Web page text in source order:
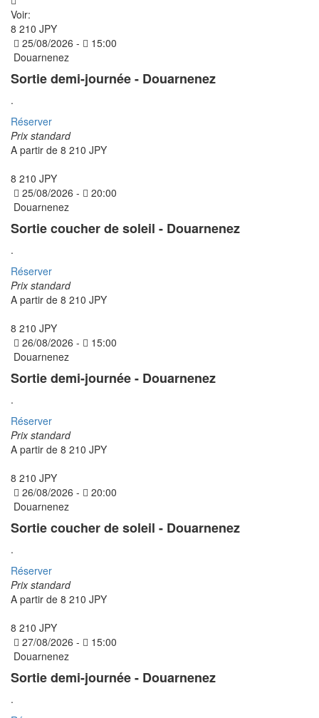
Voir:
8 210 JPY
25/08/2026 -
15:00
Douarnenez
Sortie demi-journée - Douarnenez
.
Réserver
Prix standard
A partir de 8 210 JPY
8 210 JPY
25/08/2026 -
20:00
Douarnenez
Sortie coucher de soleil - Douarnenez
.
Réserver
Prix standard
A partir de 8 210 JPY
8 210 JPY
26/08/2026 -
15:00
Douarnenez
Sortie demi-journée - Douarnenez
.
Réserver
Prix standard
A partir de 8 210 JPY
8 210 JPY
26/08/2026 -
20:00
Douarnenez
Sortie coucher de soleil - Douarnenez
.
Réserver
Prix standard
A partir de 8 210 JPY
8 210 JPY
27/08/2026 -
15:00
Douarnenez
Sortie demi-journée - Douarnenez
.